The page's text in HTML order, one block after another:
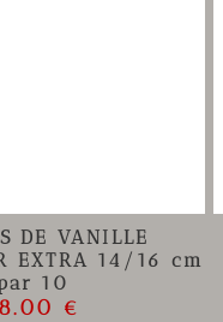
DE VANILLE
EXTRA 14/16 cm
10
€